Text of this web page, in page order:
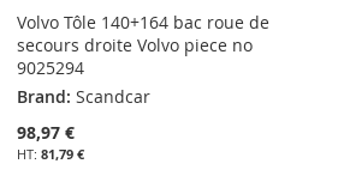
Volvo Tôle 140+164 bac roue de
secours droite Volvo piece no
9025294
Brand: Scandcar
98,97 €
81,79 €